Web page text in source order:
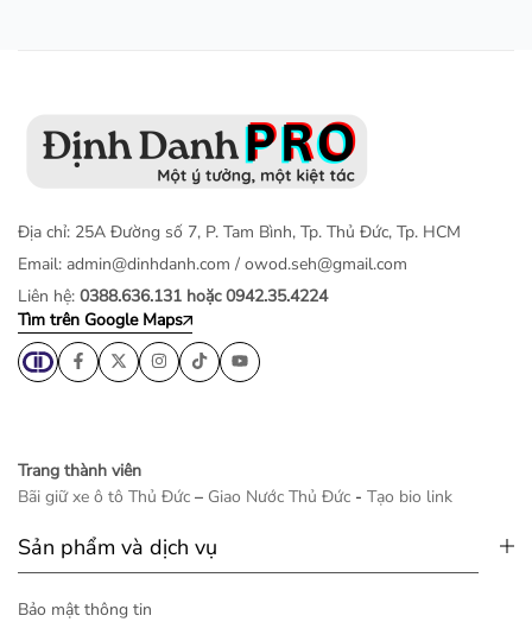
Địa chỉ: 25A Đường số 7, P. Tam Bình, Tp. Thủ Đức, Tp. HCM
Email: admin@dinhdanh.com / owod.seh@gmail.com
Liên hệ: 0388.636.131 hoặc 0942.35.4224
Tìm trên Google Maps
Trang thành viên
Bãi giữ xe ô tô Thủ Đức – Giao Nước Thủ Đức - Tạo bio link
Sản phẩm và dịch vụ
Bảo mật thông tin